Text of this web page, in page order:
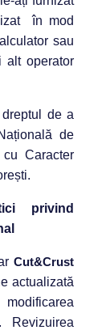
în mod
sau
alt operator
de a
de
Caracter
privind
Cut&Crust
actualizată
Revizuirea